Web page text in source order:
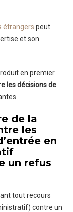
étrangers peut
et son
en premier
les décisions de
de la
les
en
un refus
tout recours
contre un